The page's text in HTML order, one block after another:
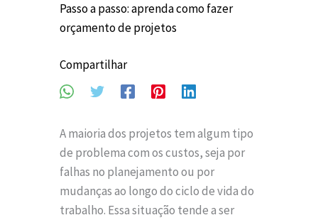
Passo a passo: aprenda como fazer
orçamento de projetos
Compartilhar
A maioria dos projetos tem algum tipo
de problema com os custos, seja por
falhas no planejamento ou por
mudanças ao longo do ciclo de vida do
trabalho. Essa situação tende a ser